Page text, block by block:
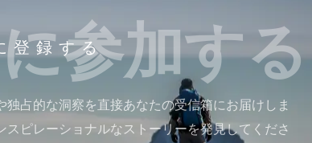
登録する参加する
占的な洞察を直接あなたの受信箱にお届けしま
ピレーショナルなストーリーを発見してくださ